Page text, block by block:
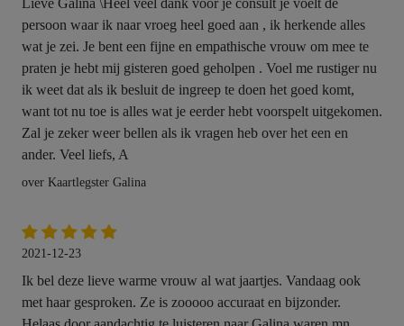
Lieve Galina \Heel veel dank voor je consult je voelt de
persoon waar ik naar vroeg heel goed aan , ik herkende alles
wat je zei. Je bent een fijne en empathische vrouw om mee te
praten je hebt mij gisteren goed geholpen . Voel me rustiger nu
ik weet dat als ik besluit de ingreep te doen het goed komt,
want tot nu toe is alles wat je eerder hebt voorspelt uitgekomen.
Zal je zeker weer bellen als ik vragen heb over het een en
ander. Veel liefs, A
over Kaartlegster Galina
2021-12-23
Ik bel deze lieve warme vrouw al wat jaartjes. Vandaag ook
met haar gesproken. Ze is zooooo accuraat en bijzonder.